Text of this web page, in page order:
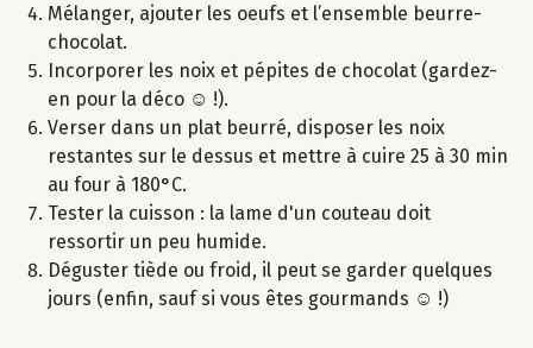
Mélanger, ajouter les oeufs et l’ensemble beurre-
chocolat.
Incorporer les noix et pépites de chocolat (gardez-
en pour la déco ☺ !).
Verser dans un plat beurré, disposer les noix
restantes sur le dessus et mettre à cuire 25 à 30 min
au four à 180°C.
Tester la cuisson : la lame d'un couteau doit
ressortir un peu humide.
Déguster tiède ou froid, il peut se garder quelques
jours (enfin, sauf si vous êtes gourmands ☺ !)